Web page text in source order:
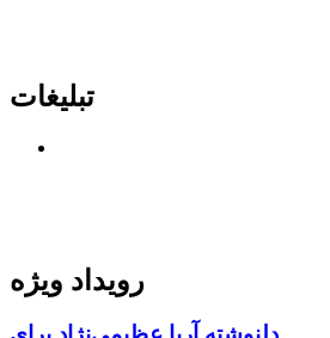
تبلیغات
رویداد ویژه